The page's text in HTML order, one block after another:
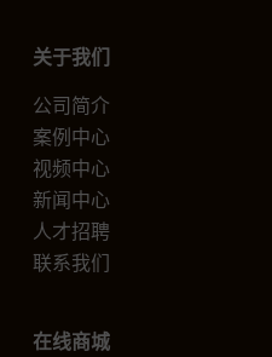
关于我们
公司简介
案例中心
视频中心
新闻中心
人才招聘
联系我们
在线商城